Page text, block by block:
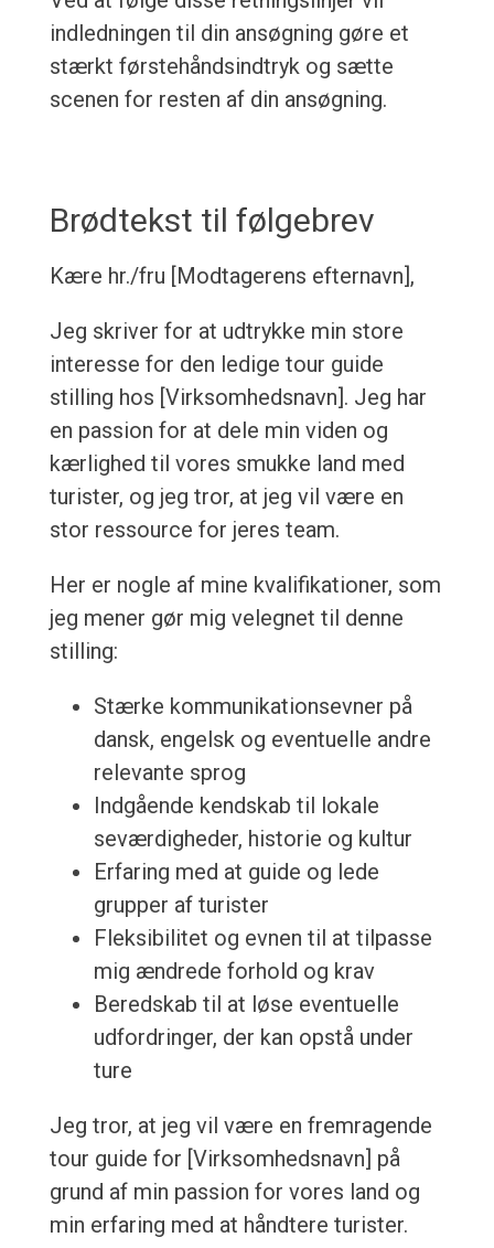
indledningen til din ansøgning gøre et
stærkt førstehåndsindtryk og sætte
scenen for resten af din ansøgning.
Brødtekst til følgebrev
Kære hr./fru [Modtagerens efternavn],
Jeg skriver for at udtrykke min store
interesse for den ledige tour guide
stilling hos [Virksomhedsnavn]. Jeg har
en passion for at dele min viden og
kærlighed til vores smukke land med
turister, og jeg tror, at jeg vil være en
stor ressource for jeres team.
Her er nogle af mine kvalifikationer, som
jeg mener gør mig velegnet til denne
stilling:
Stærke kommunikationsevner på
dansk, engelsk og eventuelle andre
relevante sprog
Indgående kendskab til lokale
seværdigheder, historie og kultur
Erfaring med at guide og lede
grupper af turister
Fleksibilitet og evnen til at tilpasse
mig ændrede forhold og krav
Beredskab til at løse eventuelle
udfordringer, der kan opstå under
ture
Jeg tror, at jeg vil være en fremragende
tour guide for [Virksomhedsnavn] på
grund af min passion for vores land og
min erfaring med at håndtere turister.